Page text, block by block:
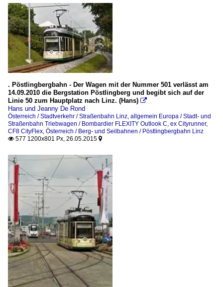
. Pöstlingbergbahn - Der Wagen mit der Nummer 501 verlässt am
14.09.2010 die Bergstation Pöstlingberg und begibt sich auf der
Linie 50 zum Hauptplatz nach Linz. (Hans) 
Hans und Jeanny De Rond
Österreich / Stadtverkehr / Straßenbahn Linz allgemein Europa / Stadt- und
Straßenbahn Triebwagen / Bombardier FLEXITY Outlook C, ex Cityrunner,
CF8 CityFlex Österreich / Berg- und Seilbahnen / Pöstlingbergbahn Linz
 577 1200x801 Px, 26.05.2015 